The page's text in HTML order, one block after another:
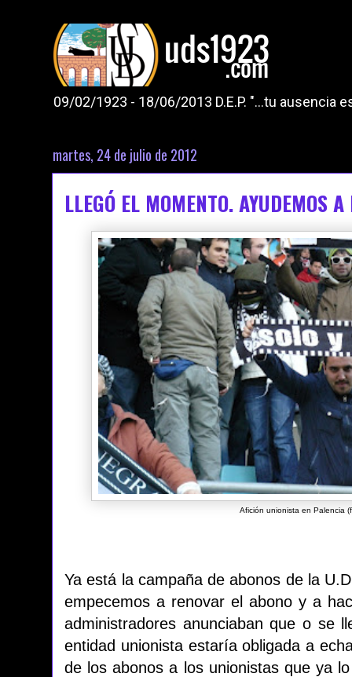
09/02/1923 - 18/06/2013 D.E.P. "...tu ausencia
martes, 24 de julio de 2012
LLEGÓ EL MOMENTO. AYUDEMOS
Afición unionista en Palencia
Ya está la campaña de abonos de la
empecemos a renovar el abono y a
administradores anunciaban que o se
entidad unionista estaría obligada a
de los abonos a los unionistas que ya